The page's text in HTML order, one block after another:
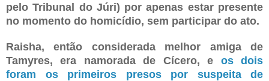
pelo Tribunal do Júri) por apenas estar presente
no momento do homicídio, sem participar do ato.
Raisha, então considerada melhor amiga de
Tamyres, era namorada de Cícero, e os dois
foram os primeiros presos por suspeita de